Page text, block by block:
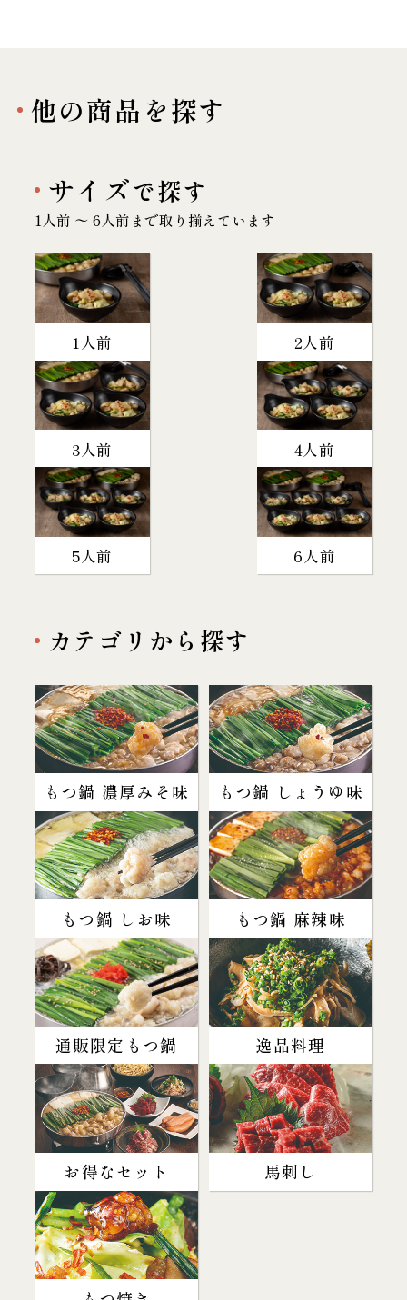
他の商品を探す
サイズで探す
1人前 〜 6人前まで取り揃えています
1人前 2人前
3人前 4人前
5人前 6人前
カテゴリから探す
もつ鍋 濃厚みそ味 もつ鍋 しょうゆ味
もつ鍋 しお味 もつ鍋 麻辣味
通販限定もつ鍋 逸品料理
お得なセット 馬刺し